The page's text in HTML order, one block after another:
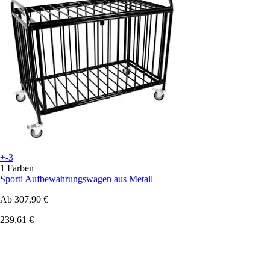
+-3
1 Farben
Sporti Aufbewahrungswagen aus Metall
Ab 307,90 €
239,61 €